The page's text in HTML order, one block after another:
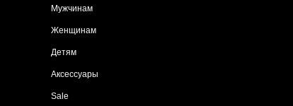
Мужчинам
Женщинам
Детям
Аксессуары
Sale